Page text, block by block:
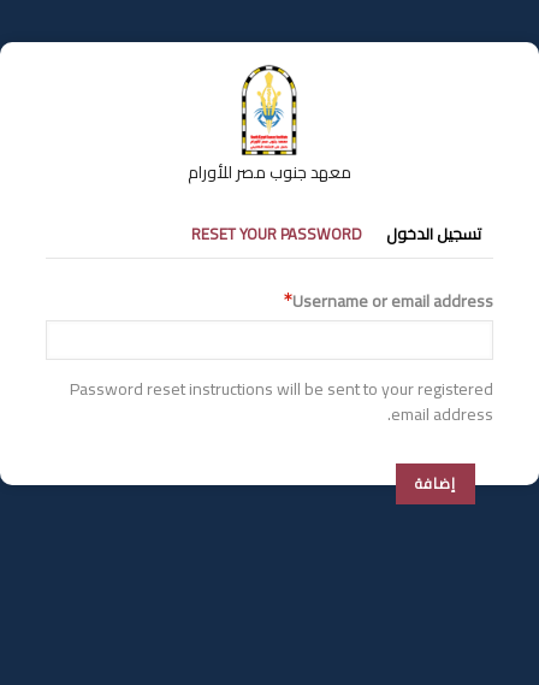
إلى
المحتوى
معهد جنوب مصر للأورام
التبويبات
الأساسية
تسجيل الدخول RESET YOUR PASSWORD
Username or email address
Password reset instructions will be sent to your registered
email address.